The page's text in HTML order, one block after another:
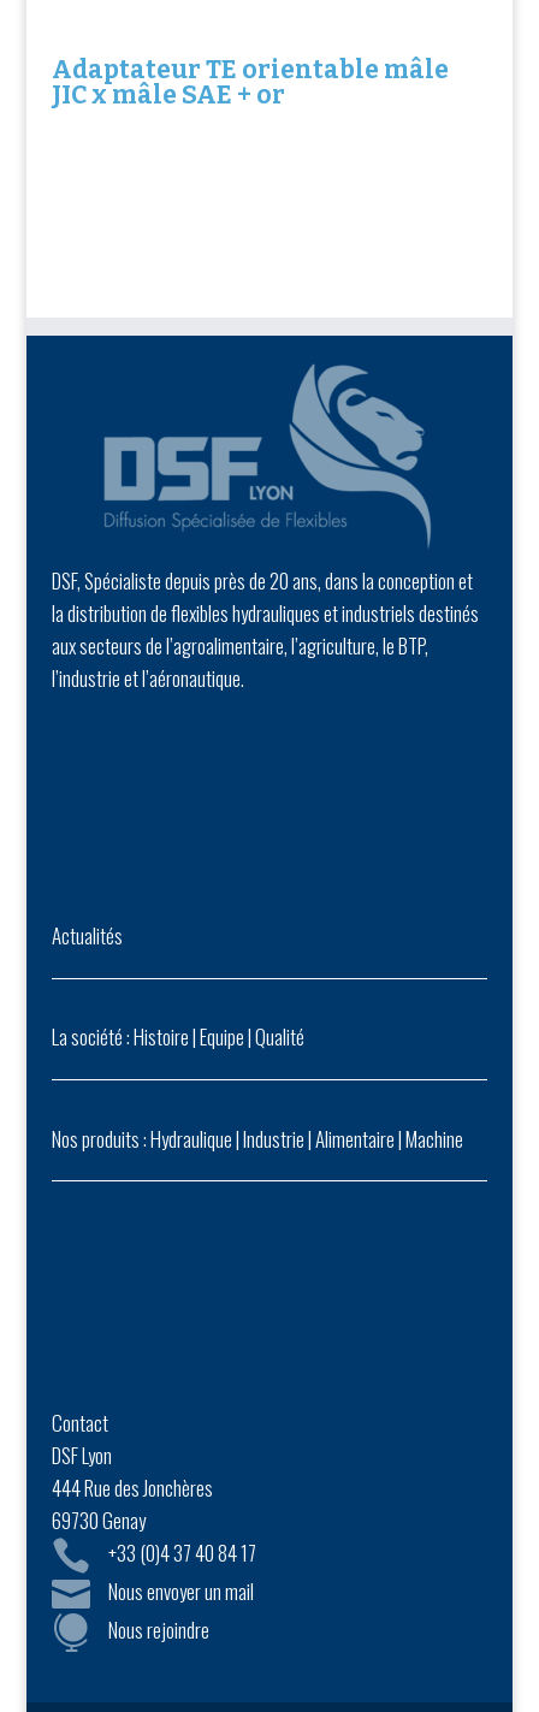
Adaptateur TE orientable mâle
JIC x mâle SAE + or
DSF, Spécialiste depuis près de 20 ans, dans la conception et
la distribution de flexibles hydrauliques et industriels destinés
aux secteurs de l’agroalimentaire, l’agriculture, le BTP,
l’industrie et l’aéronautique.
Actualités
La société :Histoire|Equipe|Qualité
Nos produits :Hydraulique|Industrie|Alimentaire|Machine
Contact
DSF Lyon
444 Rue des Jonchères
69730 Genay
 +33 (0)4 37 40 84 17
 Nous envoyer un mail
 Nous rejoindre